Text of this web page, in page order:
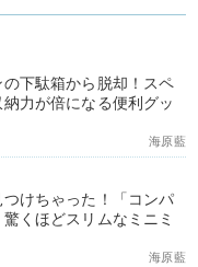
下駄箱から脱却！スペ
力が倍になる便利グッ
海原藍
けちゃった！「コンパ
くほどスリムなミニミ
海原藍